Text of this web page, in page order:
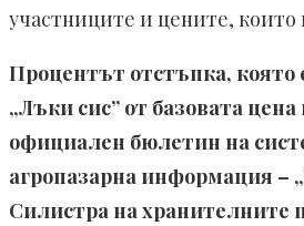
участниците и цените, които
Процентът отстъпка, която
„Лъки сис” от базовата
официален бюлетин на
агропазарна информация –
Силистра на хранителните